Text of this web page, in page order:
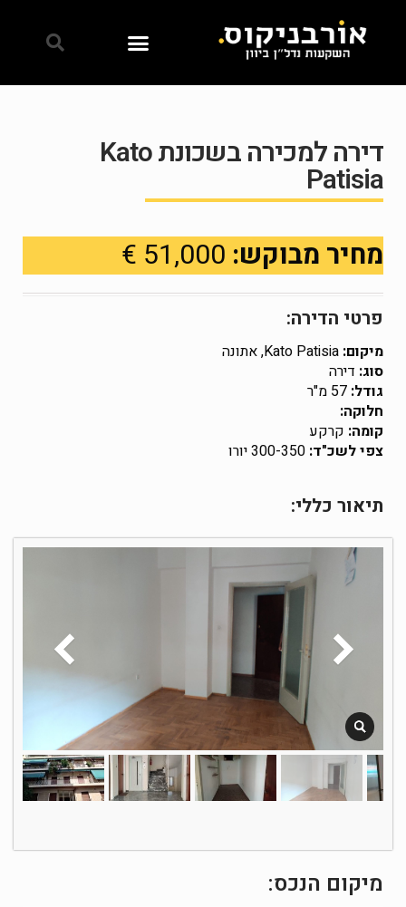
דירה למכירה בשכונת Kato
Patisia
מחיר מבוקש:
פרטי הדירה:
מיקום:
סוג: דירה
גודל:
חלוקה:
קומה: קרקע
צפי לשכ"ד:
תיאור כללי:
מיקום הנכס: